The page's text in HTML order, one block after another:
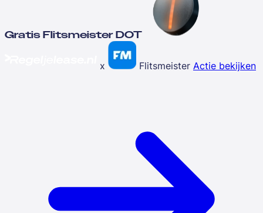
Gratis Flitsmeister DOT
x Flitsmeister Actie bekijken